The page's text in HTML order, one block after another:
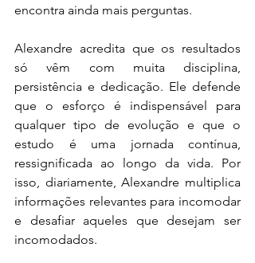
encontra ainda mais perguntas.
Alexandre acredita que os resultados
só vêm com muita disciplina,
persistência e dedicação. Ele defende
que o esforço é indispensável para
qualquer tipo de evolução e que o
estudo é uma jornada contínua,
ressignificada ao longo da vida. Por
isso, diariamente, Alexandre multiplica
informações relevantes para incomodar
e desafiar aqueles que desejam ser
incomodados.